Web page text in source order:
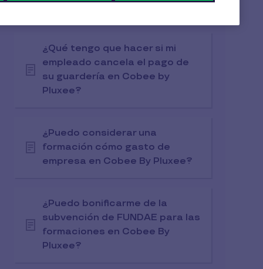
Guardería en Cobee by Pluxee?
¿Qué tengo que hacer si mi
empleado cancela el pago de
su guardería en Cobee by
Pluxee?
¿Puedo considerar una
formación cómo gasto de
empresa en Cobee By Pluxee?
¿Puedo bonificarme de la
subvención de FUNDAE para las
formaciones en Cobee By
Pluxee?